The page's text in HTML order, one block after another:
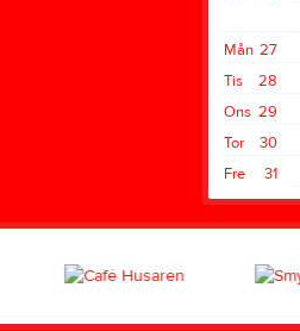
27
Mån
28
Tis
29
Ons
30
Tor
31
Fre